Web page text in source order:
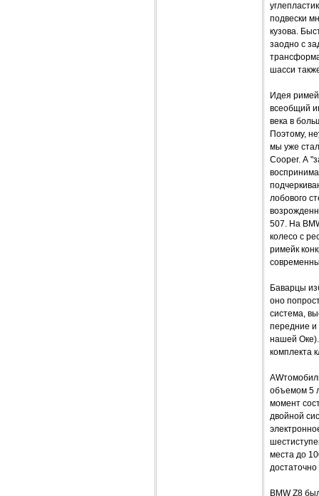
подвески
кузова.
заодно с
шасси
Идея
всеобщий
века в
Поэтому,
мы уже
Cooper. А
лобового
507. На
колесо с
римейк
Баварцы
оно
система,
передние и
нашей Оке).
комплекта
объемом 5
момент
двойной
места до
BMW Z8